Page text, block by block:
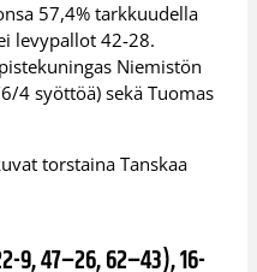
57,4% tarkkuudella
levypallot 42-28.
Niemistön
4 syöttöä) sekä Tuomas
torstaina Tanskaa
9, 47–26, 62–43), 16-